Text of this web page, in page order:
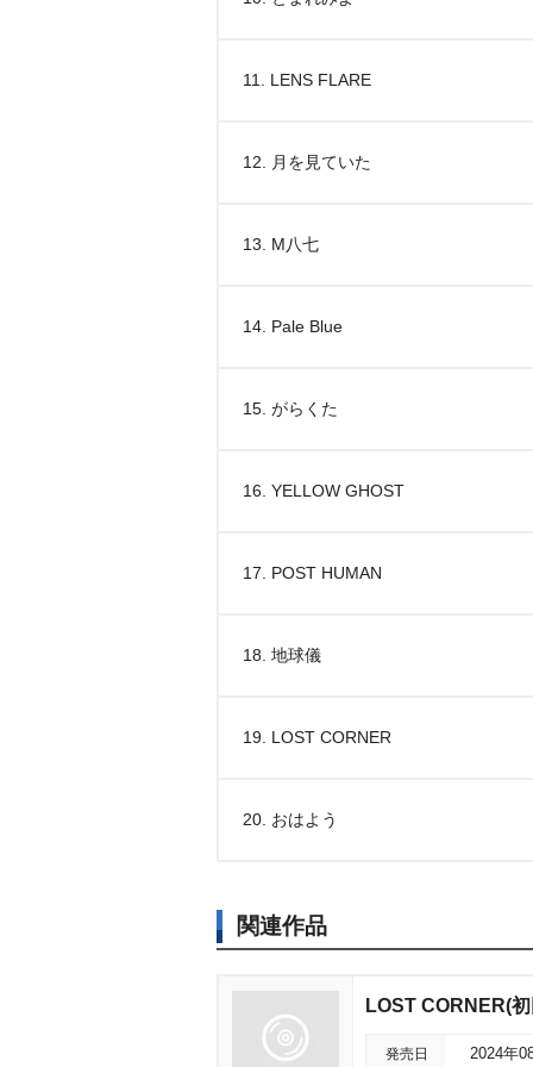
11. LENS FLARE
12. 月を見ていた
13. M八七
14. Pale Blue
15. がらくた
16. YELLOW GHOST
17. POST HUMAN
18. 地球儀
19. LOST CORNER
20. おはよう
関連作品
LOST CORNER(
発売日 2024年